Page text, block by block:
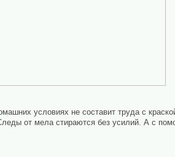
условиях не составит труда с
от мела стираются без усилий. А с